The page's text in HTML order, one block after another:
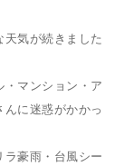
気が続きました
マンション・ア
に迷惑がかかっ
ラ豪雨・台風シー